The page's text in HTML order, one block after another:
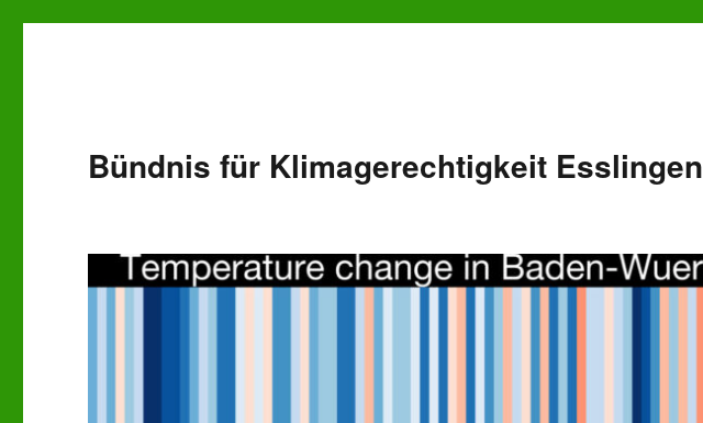
Bündnis für Klimagerechtigkeit Esslingen